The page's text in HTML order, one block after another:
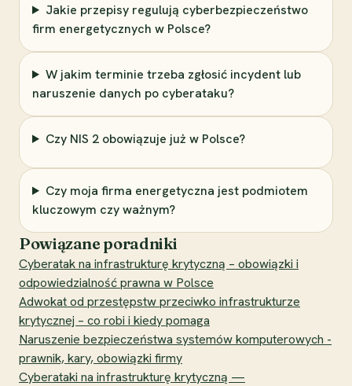
Jakie przepisy regulują cyberbezpieczeństwo
firm energetycznych w Polsce?
W jakim terminie trzeba zgłosić incydent lub
naruszenie danych po cyberataku?
Czy NIS 2 obowiązuje już w Polsce?
Czy moja firma energetyczna jest podmiotem
kluczowym czy ważnym?
Powiązane poradniki
Cyberatak na infrastrukturę krytyczną – obowiązki i
odpowiedzialność prawna w Polsce
Adwokat od przestępstw przeciwko infrastrukturze
krytycznej – co robi i kiedy pomaga
Naruszenie bezpieczeństwa systemów komputerowych -
prawnik, kary, obowiązki firmy
Cyberataki na infrastrukturę krytyczną —